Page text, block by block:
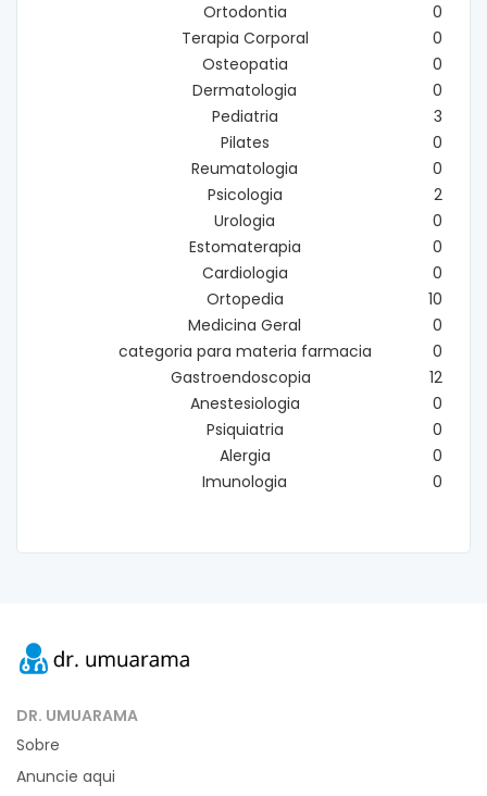
Ortodontia
0
Terapia Corporal
0
Osteopatia
0
Dermatologia
0
Pediatria
3
Pilates
0
Reumatologia
0
Psicologia
2
Urologia
0
Estomaterapia
0
Cardiologia
0
Ortopedia
10
Medicina Geral
0
categoria para materia farmacia
0
Gastroendoscopia
12
Anestesiologia
0
Psiquiatria
0
Alergia
0
Imunologia
0
DR. UMUARAMA
Sobre
Anuncie aqui